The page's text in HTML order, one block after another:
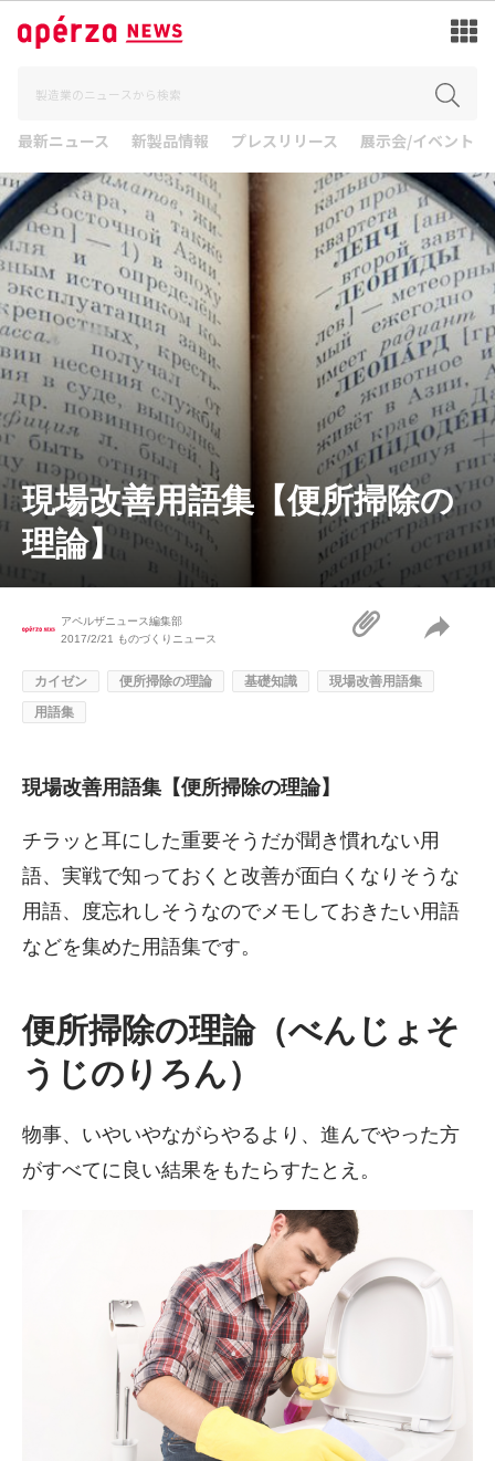
最新ニュース 新製品情報 プレスリリース 展示会/イベント
現場改善用語集【便所掃除の
理論】
アペルザニュース編集部
2017/2/21
ものづくりニュース
カイゼン 便所掃除の理論 基礎知識
現場改善用語集
用語集
現場改善用語集【便所掃除の理論】
チラッと耳にした重要そうだが聞き慣れない用
語、実戦で知っておくと改善が面白くなりそうな
用語、度忘れしそうなのでメモしておきたい用語
などを集めた用語集です。
便所掃除の理論（べんじょそ
うじのりろん）
物事、いやいやながらやるより、進んでやった方
がすべてに良い結果をもたらすたとえ。